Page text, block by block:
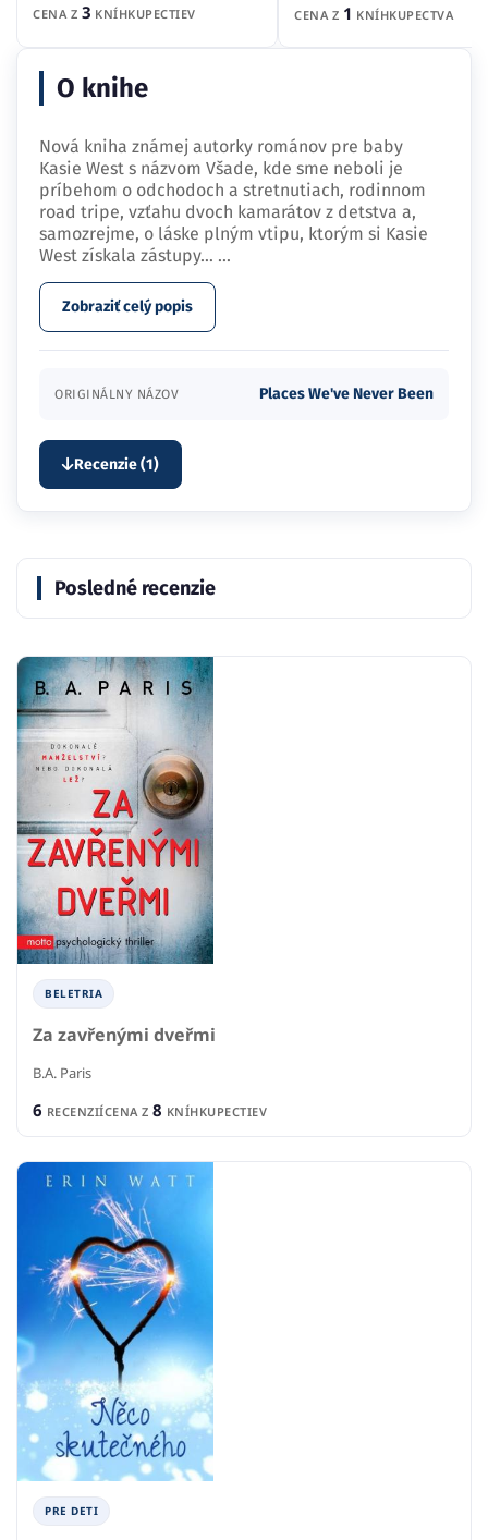
CENA Z 3 KNÍHKUPECTIEV
CENA Z 1 KNÍHKUPECTVA
O knihe
Nová kniha známej autorky románov pre baby
Kasie West s názvom Všade, kde sme neboli je
príbehom o odchodoch a stretnutiach, rodinnom
road tripe, vzťahu dvoch kamarátov z detstva a,
samozrejme, o láske plným vtipu, ktorým si Kasie
West získala zástupy… ...
Zobraziť celý popis
ORIGINÁLNY NÁZOV Places We've Never Been
Recenzie (1)
Posledné recenzie
BELETRIA
Za zavřenými dveřmi
B.A. Paris
6 RECENZIÍCENA Z 8 KNÍHKUPECTIEV
PRE DETI